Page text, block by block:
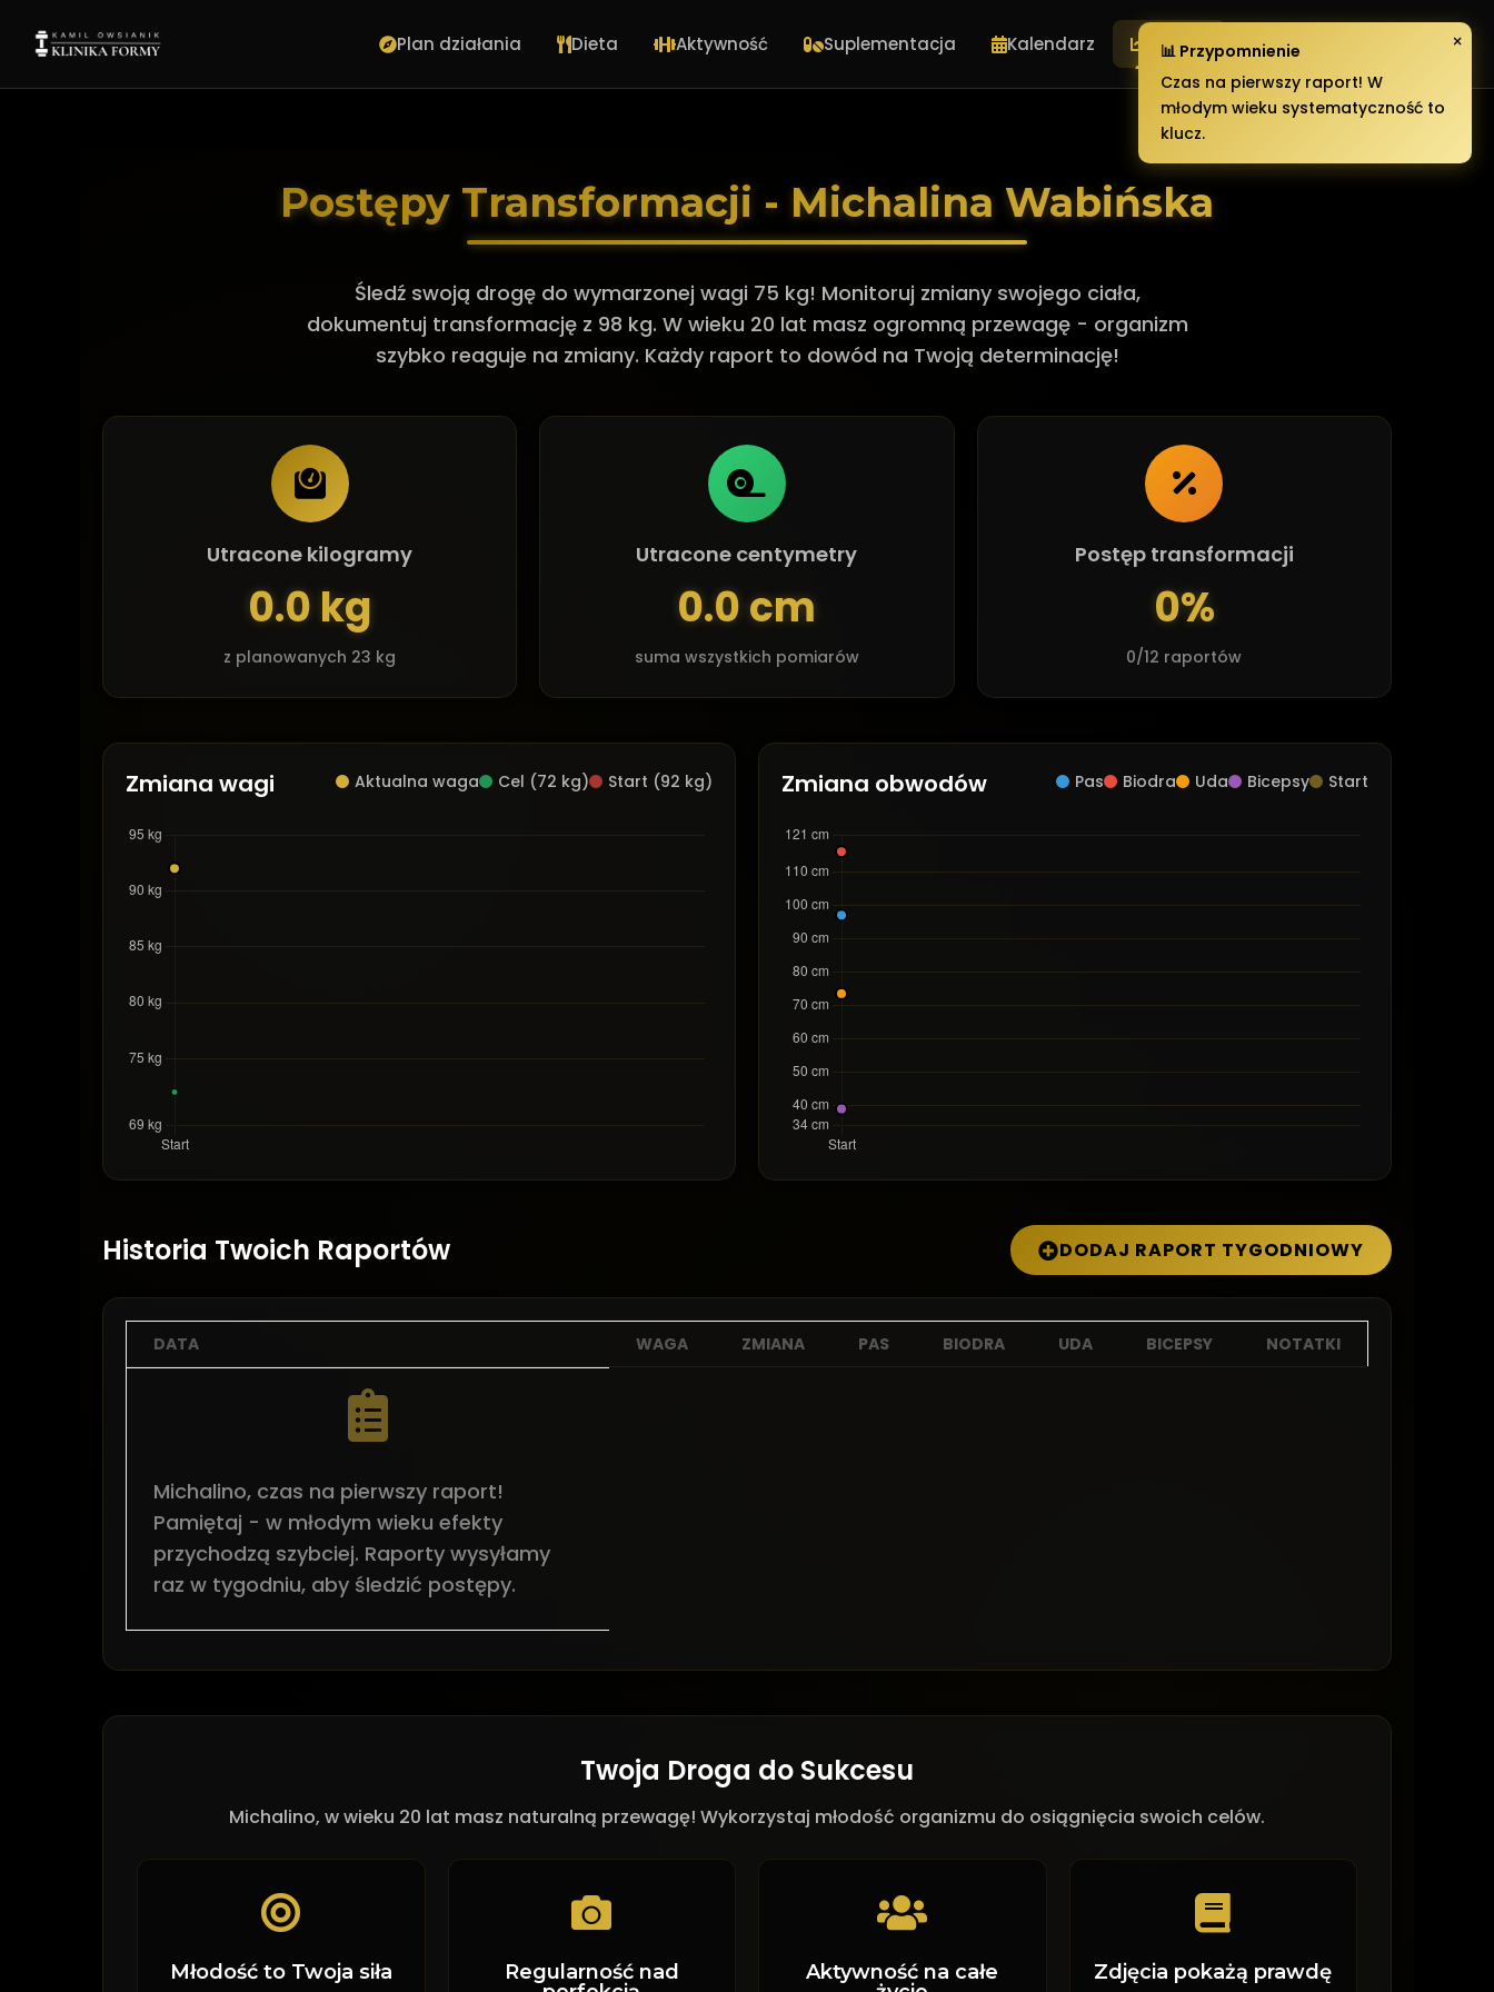
Plan działania Dieta Aktywność Suplementacja Kalendarz Postęp Czaty
Postępy Transformacji - Michalina Wabińska
Śledź swoją drogę do wymarzonej wagi 75 kg! Monitoruj zmiany swojego ciała,
dokumentuj transformację z 98 kg. W wieku 20 lat masz ogromną przewagę - organizm
szybko reaguje na zmiany. Każdy raport to dowód na Twoją determinację!
Utracone kilogramy
0.0 kg
z planowanych 23 kg
Utracone centymetry
0.0 cm
suma wszystkich pomiarów
Postęp transformacji
0%
0/12 raportów
Zmiana wagi Aktualna waga Cel (72 kg) Start (92 kg) Zmiana obwodów Pas Biodra Uda Bicepsy Start
Historia Twoich Raportów DODAJ RAPORT TYGODNIOWY
DATA WAGA ZMIANA PAS BIODRA UDA BICEPSY NOTATKI
Michalino, czas na pierwszy raport!
Pamiętaj - w młodym wieku efekty
przychodzą szybciej. Raporty wysyłamy
raz w tygodniu, aby śledzić postępy.
Twoja Droga do Sukcesu
Michalino, w wieku 20 lat masz naturalną przewagę! Wykorzystaj młodość organizmu do osiągnięcia swoich celów.
Młodość to Twoja siła
Regularność nad
Aktywność na całe
Zdjęcia pokażą prawdę
📊 Przypomnienie
Czas na pierwszy raport! W
młodym wieku systematyczność to
klucz.
×